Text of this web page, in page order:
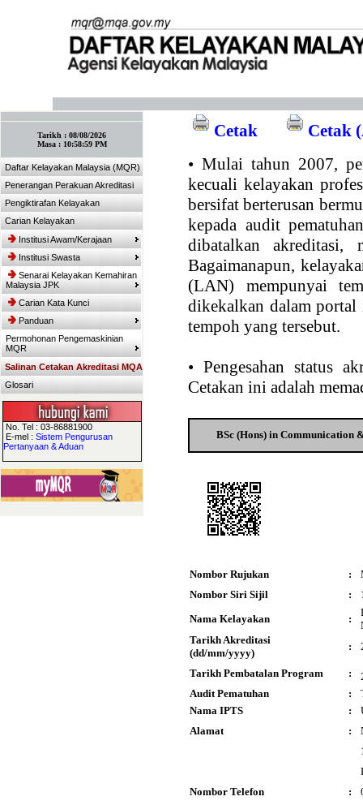
Tarikh : 08/08/2026
Masa : 10:58:59 PM
Daftar Kelayakan Malaysia (MQR)
Penerangan Perakuan Akreditasi
Pengiktirafan Kelayakan
Carian Kelayakan
Institusi Awam/Kerajaan
Institusi Swasta
Senarai Kelayakan Kemahiran
Malaysia JPK
Carian Kata Kunci
Panduan
Permohonan Pengemaskinian
MQR
Salinan Cetakan Akreditasi MQA
Glosari
No. Tel : 03-86881900
E-mel : Sistem Pengurusan
Pertanyaan & Aduan
Cetak
Cetak
• Mulai tahun 2007,
kecuali kelayakan
bersifat berterusan
kepada audit
dibatalkan akreditasi,
Bagaimanapun,
(LAN) mempunyai
dikekalkan dalam portal
tempoh yang tersebut.
• Pengesahan status
Cetakan ini adalah
BSc (Hons) in Communication
Nombor Rujukan :
Nombor Siri Sijil
:
Nama Kelayakan
:
Tarikh Akreditasi
(dd/mm/yyyy)
:
Tarikh Pembatalan Program :
Audit Pematuhan
:
Nama IPTS
:
Alamat
:
Nombor Telefon
: